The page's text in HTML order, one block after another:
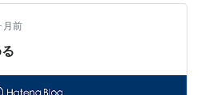
？ とにかく体調が良くないと使
体が全て。AIもクソもない。 や
お金よりも健康の方が大事だ
月前